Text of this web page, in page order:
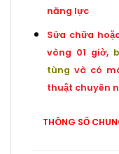
năng lực
Sửa chữa
vòng 01 giờ,
tùng và có
thuật chuyên
THÔNG SỐ